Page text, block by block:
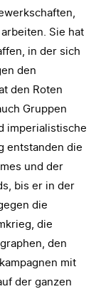
Sie hat
in der sich
den
den Roten
Gruppen
imperialistische
entstanden die
und der
bis er in der
die
die
den
mit
der ganzen